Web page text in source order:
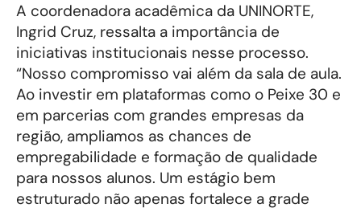
A coordenadora acadêmica da UNINORTE,
Ingrid Cruz, ressalta a importância de
iniciativas institucionais nesse processo.
“Nosso compromisso vai além da sala de aula.
Ao investir em plataformas como o Peixe 30 e
em parcerias com grandes empresas da
região, ampliamos as chances de
empregabilidade e formação de qualidade
para nossos alunos. Um estágio bem
estruturado não apenas fortalece a grade